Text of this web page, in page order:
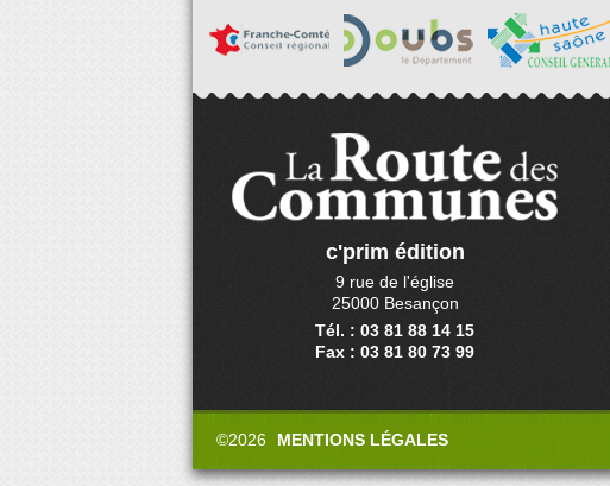
c'prim édition
9 rue de l'église
25000 Besançon
Tél. : 03 81 88 14 15
Fax : 03 81 80 73 99
©2026 MENTIONS LÉGALES